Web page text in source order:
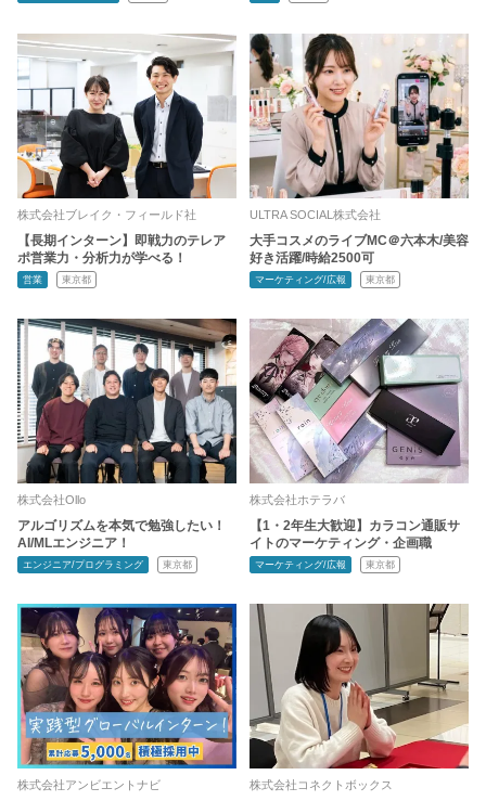
株式会社ブレイク・フィールド社
【長期インターン】即戦力のテレア
ポ営業力・分析力が学べる！
営業 東京都
ULTRA SOCIAL株式会社
大手コスメのライブMC＠六本木/美容
好き活躍/時給2500可
マーケティング/広報 東京都
株式会社Ollo
アルゴリズムを本気で勉強したい！
AI/MLエンジニア！
エンジニア/プログラミング 東京都
株式会社ホテラバ
【1・2年生大歓迎】カラコン通販サ
イトのマーケティング・企画職
マーケティング/広報 東京都
株式会社アンビエントナビ 株式会社コネクトボックス